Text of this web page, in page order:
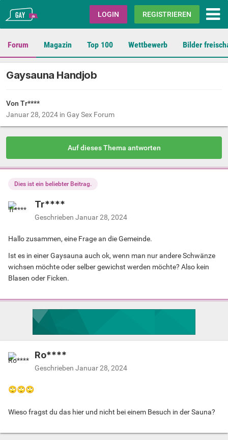
Gay.de LOGIN REGISTRIEREN
Forum Magazin Top 100 Wettbewerb Bilder
Gaysauna Handjob
Von Tr****
Januar 28, 2024 in Gay Sex Forum
Auf dieses Thema antworten
Dies ist ein beliebter Beitrag.
Tr****
Geschrieben Januar 28, 2024
Hallo zusammen, eine Frage an die Gemeinde.
Ist es in einer Gaysauna auch ok, wenn man nur andere Schwänze
wichsen möchte oder selber gewichst werden möchte? Also kein
Blasen oder Ficken.
Ro****
Geschrieben Januar 28, 2024
🙄🙄🙄
Wieso fragst du das hier und nicht bei einem Besuch in der Sauna?